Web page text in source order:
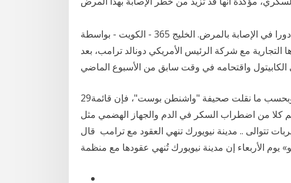
يُعتقد أن قرارات نمط الحياة غير الصحية تلعب دورا في الإصابة بالمرض. الخليج 365 - الكويت - بواسطة
مع شركة الرئيس الأمريكي دونالد ترامب، بعد
29‏‏/5‏‏/1442 بعد الهجرة 1‏‏/6‏‏/1442 بعد الهجرة وبحسب ما نقلت صحيفة "واشنطن بوست"، فإن قائمة
كلا من اضطراب السكر في الدم والجهاز الهضمي مثل
تتوالى .. مدينة نيويورك تنهي العقود مع ترامب ️ قال
يوم الأربعاء إن مدينة نيويورك تُنهي عقودها مع منظمة